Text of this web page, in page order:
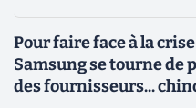
Pour faire face à la
Samsung se tourne de
des fournisseurs...